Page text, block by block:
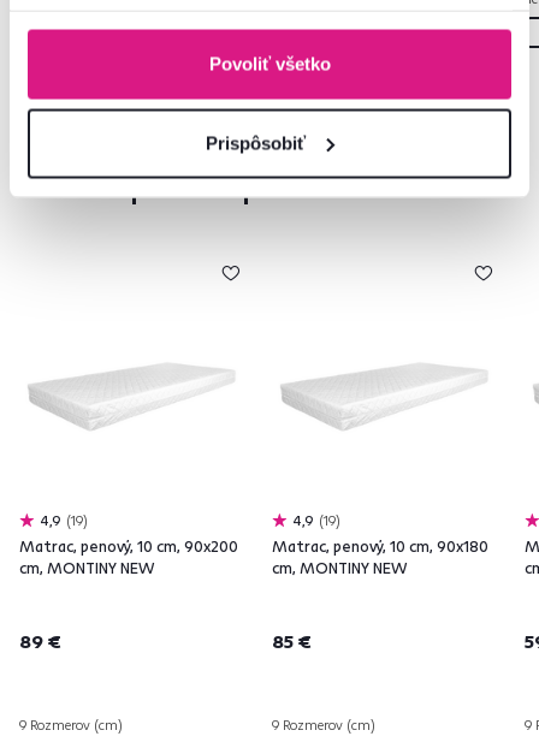
Povoliť všetko
Prispôsobiť
Často kupované spolu
4,9 19
Matrac, penový, 10 cm, 90x200
cm, MONTINY NEW
89 €
9 Rozmerov (cm)
4,9 19
Matrac, penový, 10 cm, 90x180
cm, MONTINY NEW
85 €
9 Rozmerov (cm) 9